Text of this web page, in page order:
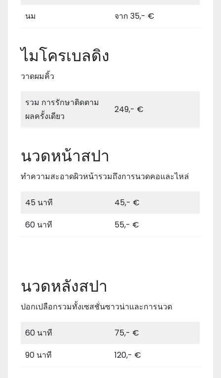
นม
จาก 35,- €
ไมโครเบลดิง
วาดผมคิ้ว
รวม การรักษาติดตาม
ผลครั้งเดียว
249,- €
นวดหน้าสปา
ทําความสะอาดผิวหน้ารวมถึงการนวดคอและไหล่
45 นาที
45,- €
60 นาที
55,- €
นวดหลังสปา
ปอกเปลือกรวมทั้งเซสชั่นซาวน่าและการนวด
60 นาที
75,- €
90 นาที
120,- €